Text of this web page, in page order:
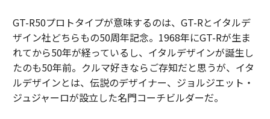
GT-R50プロトタイプが意味するのは、GT-Rとイタルデ
ザイン社どちらもの50周年記念。1968年にGT-Rが生ま
れてから50年が経っているし、イタルデザインが誕生し
たのも50年前。クルマ好きならご存知だと思うが、イタ
ルデザインとは、伝説のデザイナー、ジョルジエット・
ジュジャーロが設立した名門コーチビルダーだ。